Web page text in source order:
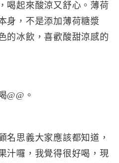
喝起來酸涼又舒心。薄荷
身，不是添加薄荷糖漿
的冰飲，喜歡酸甜涼感的
@@。
名思義大家應該都知道，
汁囉，我覺得很好喝，現